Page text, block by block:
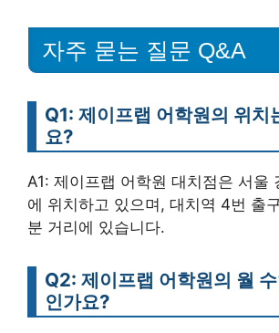
자주 묻는 질문 Q&A
Q1: 제이프랩 어학원의 위치
요?
A1: 제이프랩 어학원 대치점은 서울
에 위치하고 있으며, 대치역 4번 출
분 거리에 있습니다.
Q2: 제이프랩 어학원의 월
인가요?